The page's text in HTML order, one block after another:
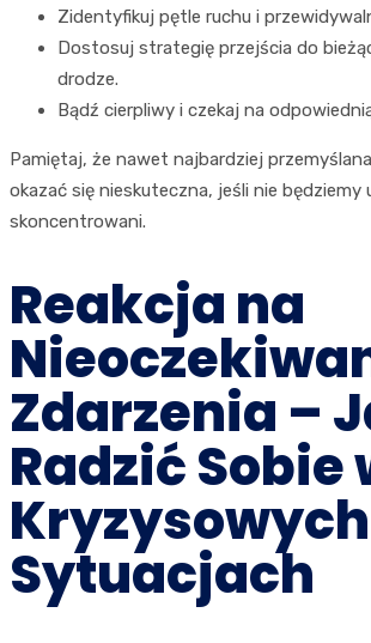
Zidentyfikuj pętle ruchu i
Dostosuj strategię przejścia do
drodze.
Bądź cierpliwy i czekaj na
Pamiętaj, że nawet najbardziej
okazać się nieskuteczna, jeśli nie będziemy
skoncentrowani.
Reakcja na
Zdarzenia –
Radzić Sobie
Kryzysowych
Sytuacjach